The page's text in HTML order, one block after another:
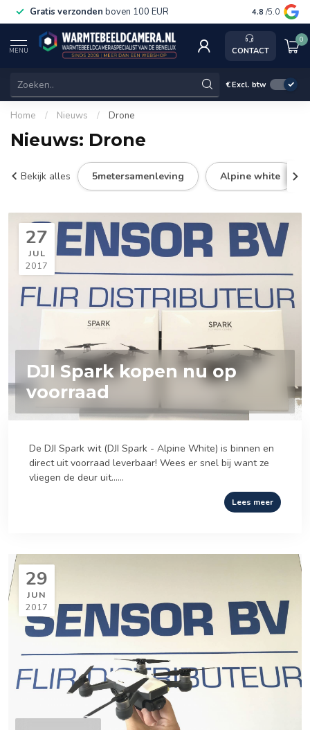
Gratis verzonden boven 100 EUR Service,
4.8 /5.0
MENU CONTACT
0
€Excl. btw
Home / Nieuws / Drone
Nieuws: Drone
Bekijk alles 5metersamenleving Alpine white
27
JUL
2017
DJI Spark kopen nu op
voorraad
De DJI Spark wit (DJI Spark - Alpine White) is binnen en
direct uit voorraad leverbaar! Wees er snel bij want ze
vliegen de deur uit......
Lees meer
29
JUN
2017